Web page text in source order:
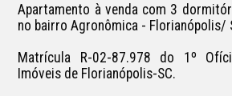
Apartamento à venda com 3
no bairro Agronômica - Florianópolis/
Matrícula R-02-87.978 do 1º
Imóveis de Florianópolis-SC.